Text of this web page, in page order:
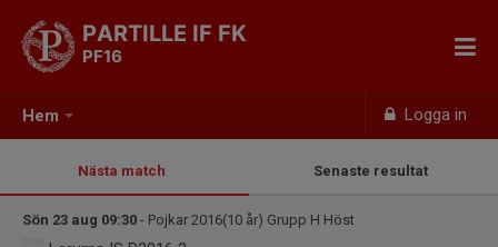
Hem Logga in
PARTILLE IF FK
PF16
Nästa match Senaste resultat
Sön 23 aug 09:30 - Pojkar 2016(10 år) Grupp H Höst